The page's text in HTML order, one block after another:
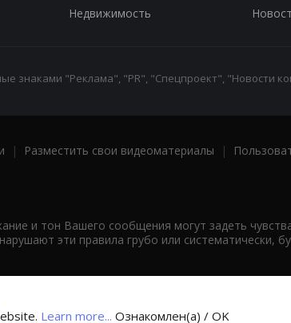
Недвижимость
знаками "Реклама", "PR", "Спецпроект", "Новости
| Разместить свои видеоматериалы |
и тон Вашего сообщения могут задеть
эти правила грубо или систематически,
Learn more... Ознакомлен(а) / OK